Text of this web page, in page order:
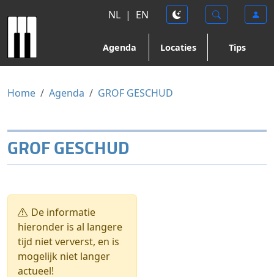
NL | EN
Agenda Locaties Tips
Home Agenda GROF GESCHUD
GROF GESCHUD
De informatie
hieronder is al langere
tijd niet ververst, en is
mogelijk niet langer
actueel!